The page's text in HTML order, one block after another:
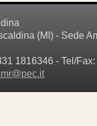
(MI) - Sede
1816346 - Tel/